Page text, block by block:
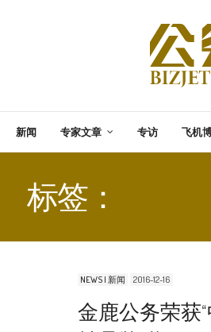
新闻 专家文章 专访 飞机
标签：
NEWS | 新闻 2016-12-16
金鹿公务荣获